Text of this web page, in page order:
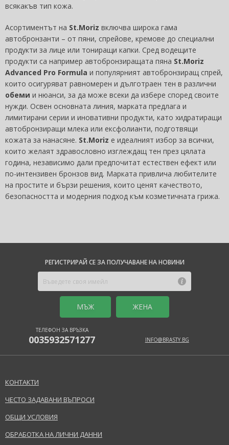
всякакъв тип кожа.
Асортиментът на St.Moriz включва широка гама
автобронзанти – от пяни, спрейове, кремове до специални
продукти за лице или тониращи капки. Сред водещите
продукти са например автобронзиращата пяна St.Moriz
Advanced Pro Formula и популярният автобронзиращ спрей,
които осигуряват равномерен и дълготраен тен в различни
обеми и нюанси, за да може всеки да избере според своите
нужди. Освен основната линия, марката предлага и
лимитирани серии и иновативни продукти, като хидратиращи
автобронзиращи млека или ексфолианти, подготвящи
кожата за нанасяне. St.Moriz е идеалният избор за всички,
които желаят здравословно изглеждащ тен през цялата
година, независимо дали предпочитат естествен ефект или
по-интензивен бронзов вид. Марката привлича любителите
на простите и бързи решения, които ценят качеството,
безопасността и модерния подход към козметичната грижа.
РЕГИСТРИРАЙ СЕ ЗА ПОЛУЧАВАНЕ НА НОВИНИ
MЪЖ ЖЕНА
ТЕЛЕФОН ЗА ВРЪЗКА
0035932571277 INFO@BRASTY.BG
КОНТАКТИ
ЧЕСТО ЗАДАВАНИ ВЪПРОСИ
ОБЩИ УСЛОВИЯ
ОБРАБОТКА НА ЛИЧНИ ДАННИ